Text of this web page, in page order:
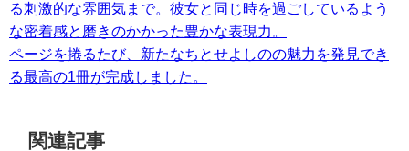
る刺激的な雰囲気まで。彼女と同じ時を過ごしているよう
な密着感と磨きのかかった豊かな表現力。
ページを捲るたび、新たなちとせよしのの魅力を発見でき
る最高の1冊が完成しました。
関連記事